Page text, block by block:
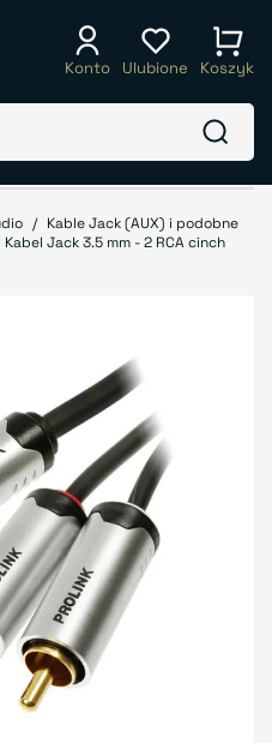
Konto Ulubione Koszyk
Kable Jack (AUX) i podobne
Kabel Jack 3.5 mm - 2 RCA cinch